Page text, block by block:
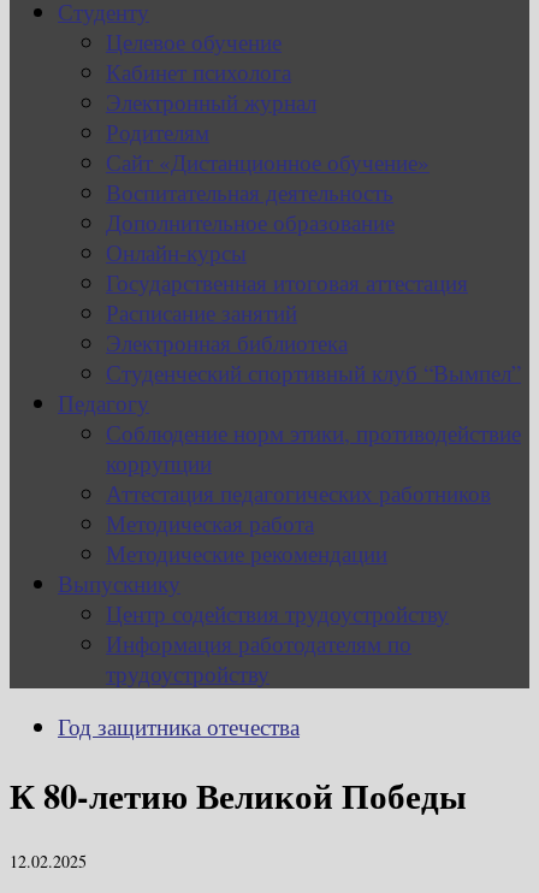
Студенту
Целевое обучение
Кабинет психолога
Электронный журнал
Родителям
Сайт «Дистанционное обучение»
Воспитательная деятельность
Дополнительное образование
Онлайн-курсы
Государственная итоговая аттестация
Расписание занятий
Электронная библиотека
Студенческий спортивный клуб “Вымпел”
Педагогу
Соблюдение норм этики, противодействие
коррупции
Аттестация педагогических работников
Методическая работа
Методические рекомендации
Выпускнику
Центр содействия трудоустройству
Информация работодателям по
трудоустройству
Год защитника отечества
К 80-летию Великой Победы
12.02.2025